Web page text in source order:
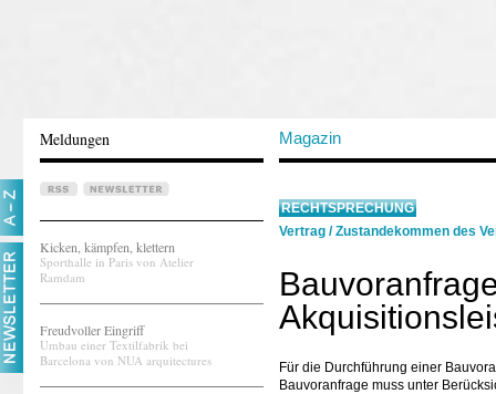
Meldungen Magazin
Kicken, kämpfen, klettern
Sporthalle in Paris von Atelier
Ramdam
Freudvoller Eingriff
Umbau einer Textilfabrik bei
Barcelona von NUA arquitectures
RECHTSPRECHUNG
Vertrag /Zustandekommen des
Für die Durchführung einer
Bauvoranfrage muss unter